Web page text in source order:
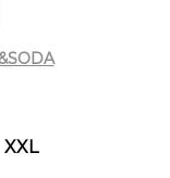
XXL